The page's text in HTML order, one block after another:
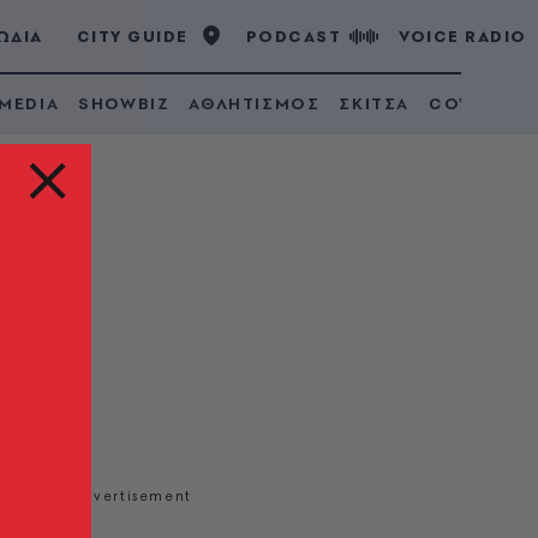
CITY GUIDE PODCAST VOICE RADIO
SHOWBIZ ΑΘΛΗΤΙΣΜΟΣ ΣΚΙΤΣΑ COVID 19